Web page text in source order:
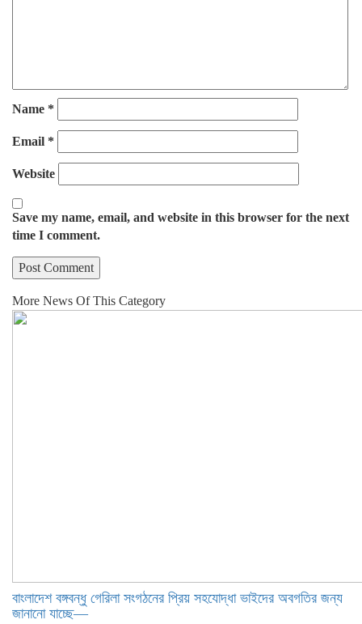
Name *
Email *
Website
Save my name, email, and website in this browser for the next
time I comment.
More News Of This Category
বাংলাদেশ বঙ্গবন্ধু গেরিলা সংগঠনের প্রিয় সহযোদ্ধা ভাইদের অবগতির জন্য
জানানো যাচ্ছে—